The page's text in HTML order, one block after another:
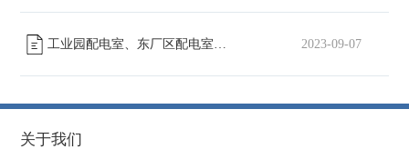
工业园配电室、东厂区配电室高压柜转让 [已截止]
2023-09-07
关于我们